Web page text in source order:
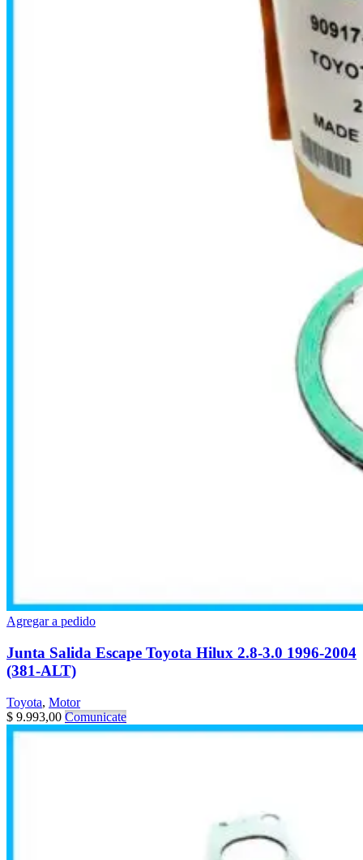
Agregar a pedido
Junta Salida Escape Toyota Hilux 2.8-3.0 1996-2004
(381-ALT)
Toyota, Motor
$ 9.993,00 Comunicate